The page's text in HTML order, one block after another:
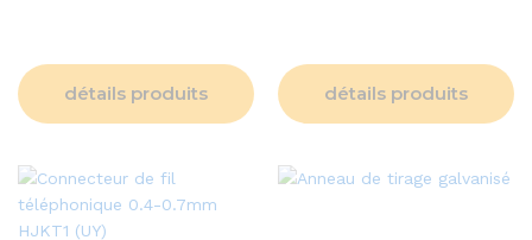
détails produits détails produits